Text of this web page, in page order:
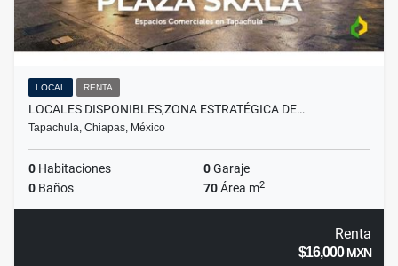
LOCAL RENTA
LOCALES DISPONIBLES,ZONA ESTRATÉGICA DE…
Tapachula, Chiapas, México
0 Habitaciones 0Garaje
0 Baños 70Área m2
Renta
$16,000MXN